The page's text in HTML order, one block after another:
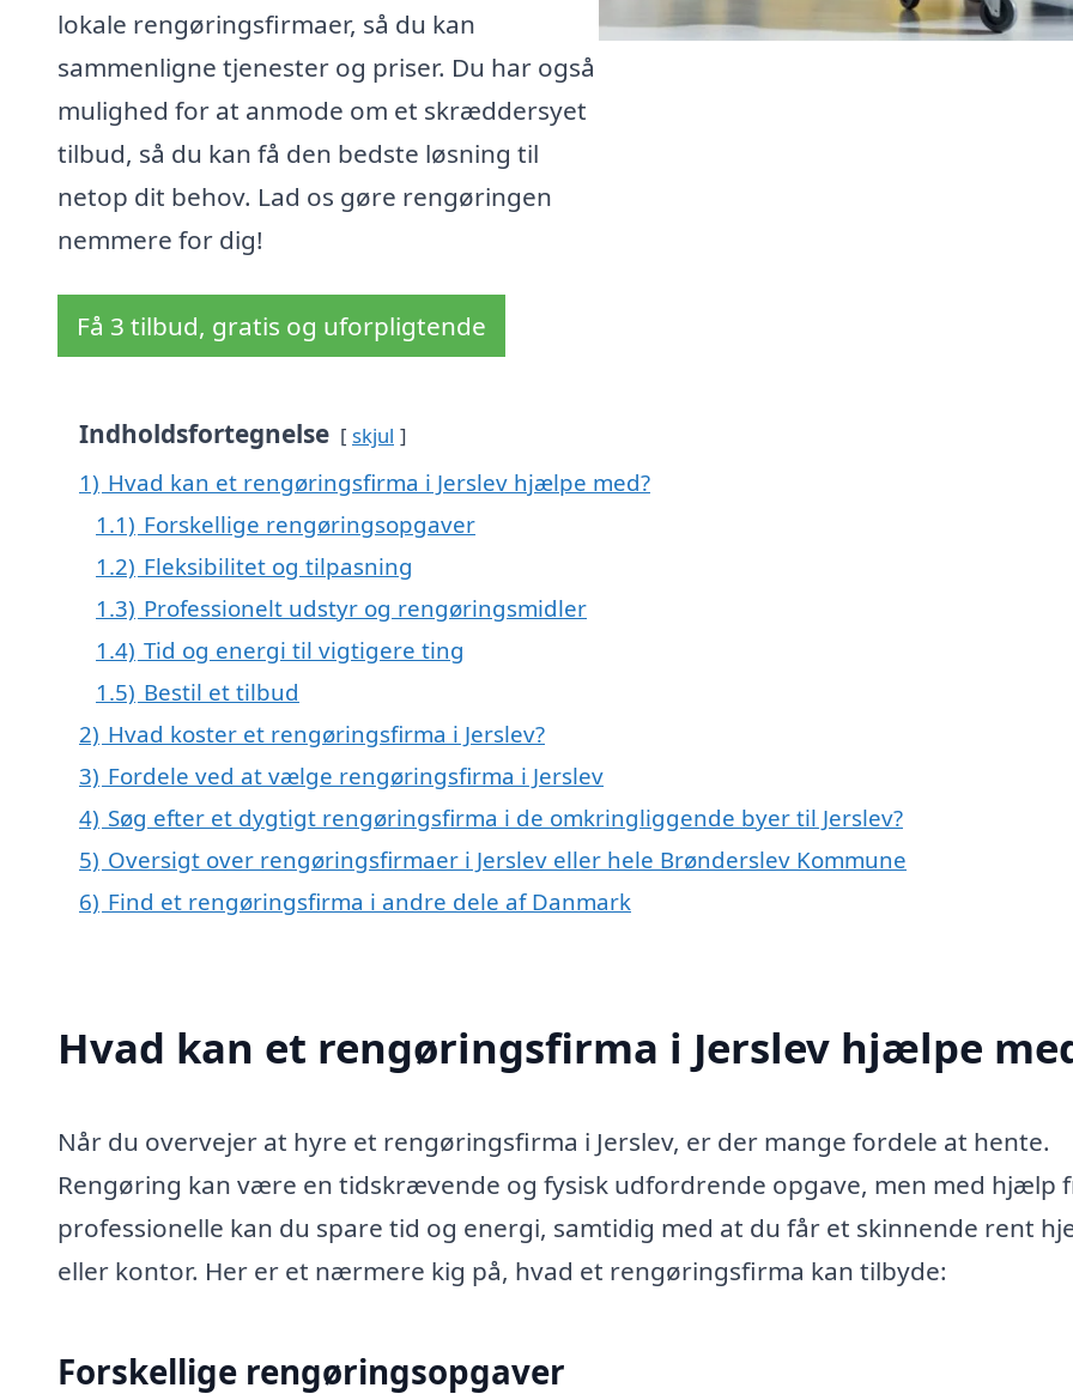
lokale rengøringsfirmaer, så du kan
sammenligne tjenester og priser. Du har også
mulighed for at anmode om et skræddersyet
tilbud, så du kan få den bedste løsning til
netop dit behov. Lad os gøre rengøringen
nemmere for dig!
Få 3 tilbud, gratis og uforpligtende
Indholdsfortegnelse skjul
1) Hvad kan et rengøringsfirma i Jerslev hjælpe med?
1.1) Forskellige rengøringsopgaver
1.2) Fleksibilitet og tilpasning
1.3) Professionelt udstyr og rengøringsmidler
1.4) Tid og energi til vigtigere ting
1.5) Bestil et tilbud
2) Hvad koster et rengøringsfirma i Jerslev?
3) Fordele ved at vælge rengøringsfirma i Jerslev
4) Søg efter et dygtigt rengøringsfirma i de omkringliggende byer til Jerslev?
5) Oversigt over rengøringsfirmaer i Jerslev eller hele Brønderslev Kommune
6) Find et rengøringsfirma i andre dele af Danmark
Hvad kan et rengøringsfirma i Jerslev hjælpe
Når du overvejer at hyre et rengøringsfirma i Jerslev, er der mange fordele at hente.
Rengøring kan være en tidskrævende og fysisk udfordrende opgave, men med hjælp
professionelle kan du spare tid og energi, samtidig med at du får et skinnende rent
eller kontor. Her er et nærmere kig på, hvad et rengøringsfirma kan tilbyde:
Forskellige rengøringsopgaver